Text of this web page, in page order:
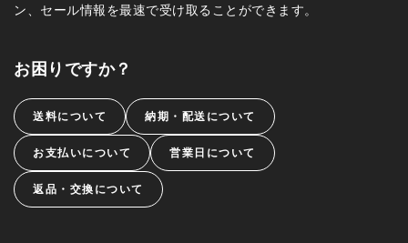
ン、セール情報を最速で受け取ることができます。
お困りですか？
送料について 納期・配送について
お支払いについて 営業日について
返品・交換について